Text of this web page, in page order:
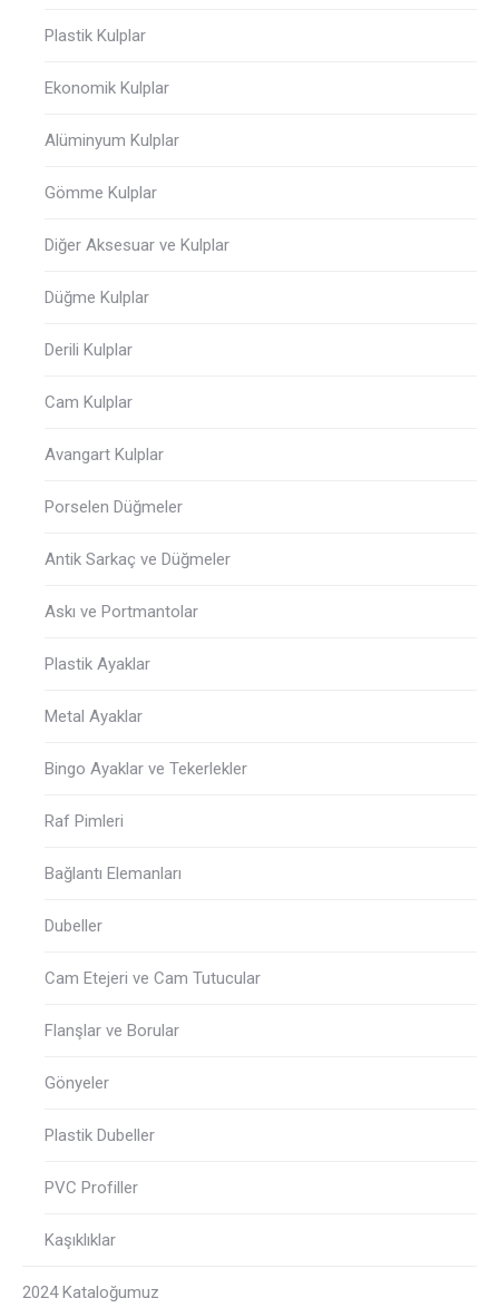
Plastik Kulplar
Ekonomik Kulplar
Alüminyum Kulplar
Gömme Kulplar
Diğer Aksesuar ve Kulplar
Düğme Kulplar
Derili Kulplar
Cam Kulplar
Avangart Kulplar
Porselen Düğmeler
Antik Sarkaç ve Düğmeler
Askı ve Portmantolar
Plastik Ayaklar
Metal Ayaklar
Bingo Ayaklar ve Tekerlekler
Raf Pimleri
Bağlantı Elemanları
Dubeller
Cam Etejeri ve Cam Tutucular
Flanşlar ve Borular
Gönyeler
Plastik Dubeller
PVC Profiller
Kaşıklıklar
2024 Kataloğumuz